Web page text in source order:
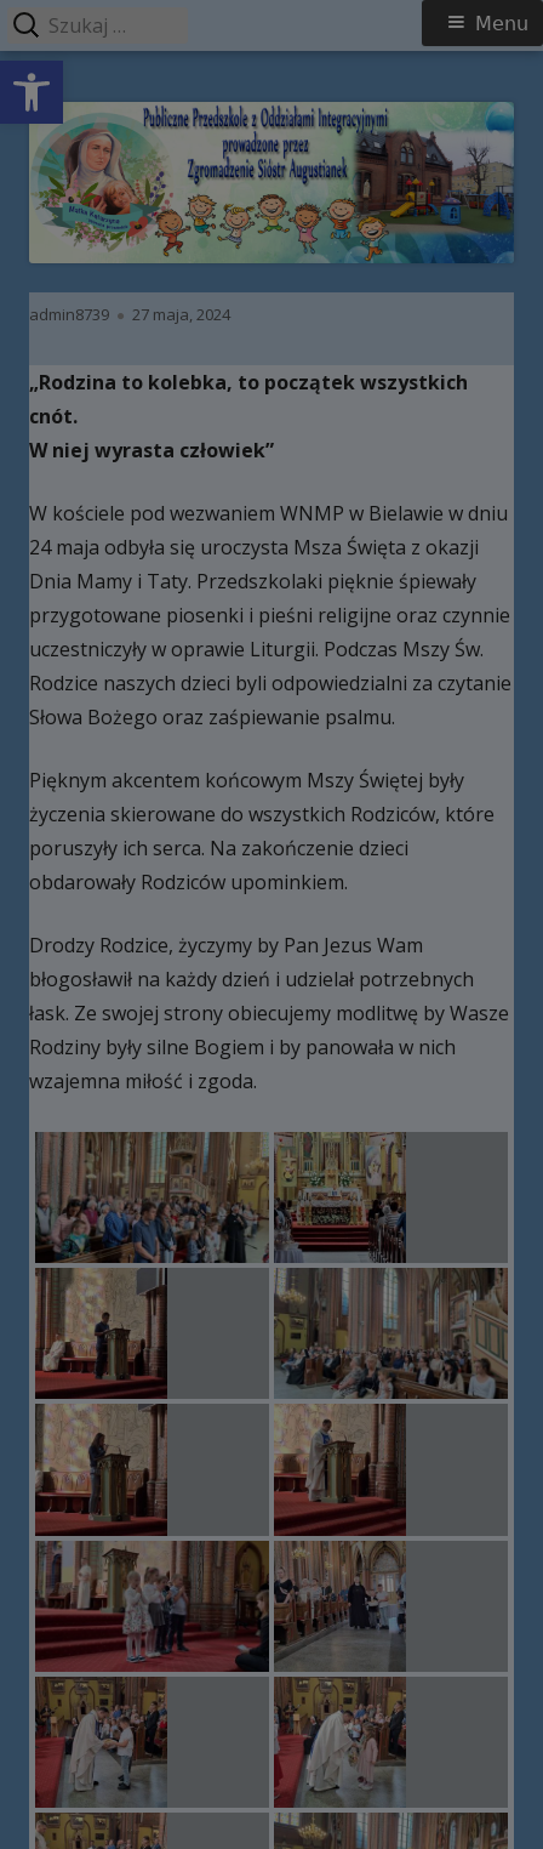
Open toolbar
Przeskocz
treści
Publiczne Przedszkole z Oddziałami
Integracyjnymi prowadzone przez
Zgromadzenie Sióstr Augustianek
Menu
główne
Menu
Autor
admin8739 Opublikowano
27 maja, 2024
„Rodzina to kolebka, to początek wszystkich
cnót.
W niej wyrasta człowiek”
W kościele pod wezwaniem WNMP w Bielawie w dniu
24 maja odbyła się uroczysta Msza Święta z okazji
Dnia Mamy i Taty. Przedszkolaki pięknie śpiewały
przygotowane piosenki i pieśni religijne oraz czynnie
uczestniczyły w oprawie Liturgii. Podczas Mszy Św.
Rodzice naszych dzieci byli odpowiedzialni za czytanie
Słowa Bożego oraz zaśpiewanie psalmu.
Pięknym akcentem końcowym Mszy Świętej były
życzenia skierowane do wszystkich Rodziców, które
poruszyły ich serca. Na zakończenie dzieci
obdarowały Rodziców upominkiem.
Drodzy Rodzice, życzymy by Pan Jezus Wam
błogosławił na każdy dzień i udzielał potrzebnych
łask. Ze swojej strony obiecujemy modlitwę by Wasze
Rodziny były silne Bogiem i by panowała w nich
wzajemna miłość i zgoda.